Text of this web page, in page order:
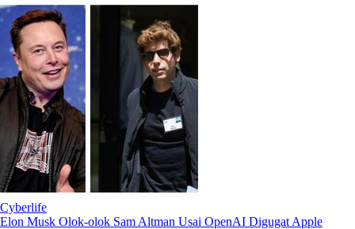
Cyberlife
Elon Musk Olok-olok Sam Altman Usai OpenAI Digugat Apple